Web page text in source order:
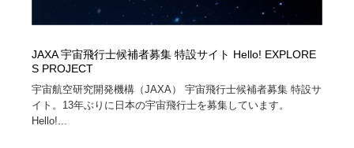
JAXA 宇宙飛行士候補者募集 特設サイト Hello! EXPLORE
S PROJECT
宇宙航空研究開発機構（JAXA） 宇宙飛行士候補者募集 特設サ
イト。13年ぶりに日本の宇宙飛行士を募集しています。
Hello!...